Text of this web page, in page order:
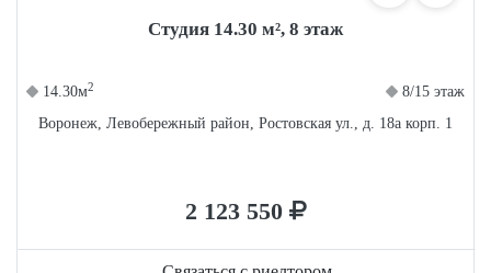
Студия 14.30 м², 8 этаж
14.30м2
8/15 этаж
Воронеж, Левобережный район, Ростовская ул., д. 18а корп. 1
2 123 550